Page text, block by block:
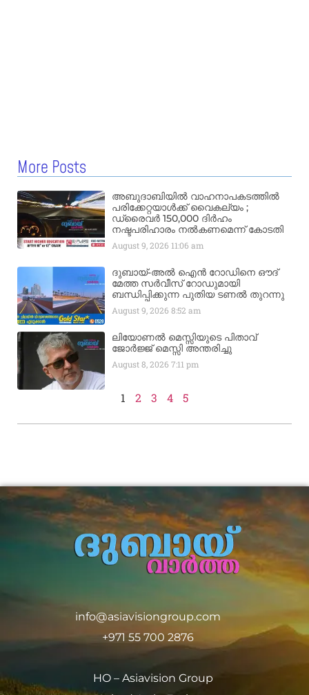
More Posts
അബുദാബിയിൽ വാഹനാപകടത്തിൽ
പരിക്കേറ്റയാൾക്ക് വൈകല്യം ;
ഡ്രൈവർ 150,000 ദിർഹം
നഷ്ടപരിഹാരം നൽകണമെന്ന് കോടതി
August 9, 2026 11:06 am
ദുബായ്-അൽ ഐൻ റോഡിനെ ഔദ്
മേത്ത സർവീസ് റോഡുമായി
ബന്ധിപ്പിക്കുന്ന പുതിയ ടണൽ തുറന്നു
August 9, 20268:52 am
ലിയോണൽ മെസ്സിയുടെ പിതാവ്
ജോർജ്ജ് മെസ്സി അന്തരിച്ചു
August 8, 20267:11 pm
1 2 3 4 5
info@asiavisiongroup.com
+971 55 700 2876
HO – Asiavision Group